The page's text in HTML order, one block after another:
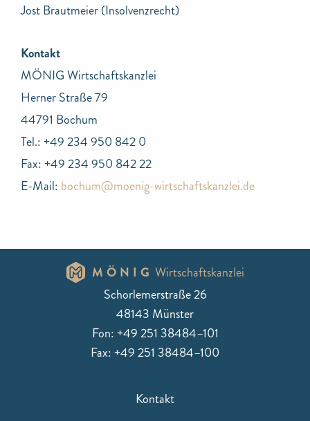
Jost Brautmeier (Insolvenzrecht)
Kontakt
MÖNIG Wirtschaftskanzlei
Herner Straße 79
44791 Bochum
Tel.: +49 234 950 842 0
Fax: +49 234 950 842 22
E-Mail: bochum@moenig-wirtschaftskanzlei.de
MÖNIG Wirtschaftskanzlei
Schorlemerstraße 26
48143 Münster
Fon: +49 251 38484–101
Fax: +49 251 38484–100
Kontakt